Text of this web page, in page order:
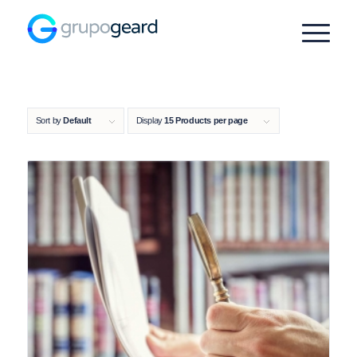
Sort byDefault Display15 Products per page